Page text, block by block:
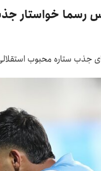
رسما خواستار
جذب ستاره محبوب